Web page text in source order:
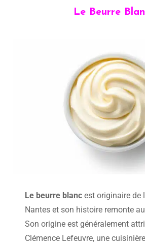
Le Beurre
Le beurre blanc est originaire de
Nantes et son histoire remonte
Son origine est généralement
Clémence Lefeuvre, une